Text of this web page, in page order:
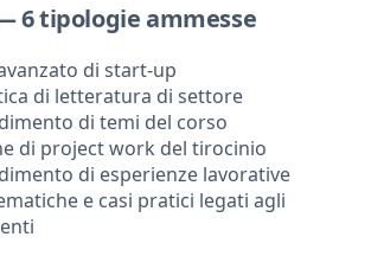
6 tipologie ammesse
di start-up
di letteratura di settore
di temi del corso
di project work del tirocinio
di esperienze lavorative
e casi pratici legati agli